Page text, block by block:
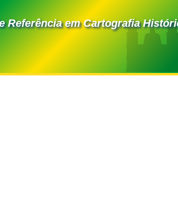
Referência em Cartografia